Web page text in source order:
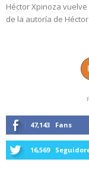
Héctor Xpinoza
de la autoría de
47,143 Fans
16,569